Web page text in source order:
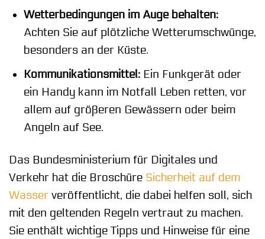
Wetterbedingungen im Auge behalten:
Achten Sie auf plötzliche Wetterumschwünge,
besonders an der Küste.
Kommunikationsmittel:Ein Funkgerät oder
ein Handy kann im Notfall Leben retten, vor
allem auf größeren Gewässern oder beim
Angeln auf See.
Das Bundesministerium für Digitales und
Verkehr hat die Broschüre Sicherheit auf dem
Wasser veröffentlicht, die dabei helfen soll, sich
mit den geltenden Regeln vertraut zu machen.
Sie enthält wichtige Tipps und Hinweise für eine